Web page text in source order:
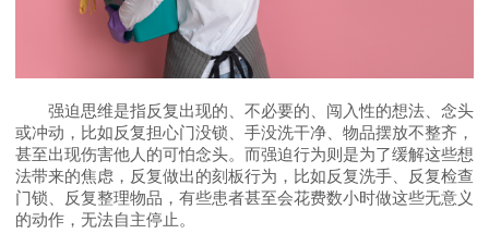
强迫思维是指反复出现的、不必要的、闯入性的想法、念头
或冲动，比如反复担心门没锁、手没洗干净、物品摆放不整齐，
甚至出现伤害他人的可怕念头。而强迫行为则是为了缓解这些想
法带来的焦虑，反复做出的刻板行为，比如反复洗手、反复检查
门锁、反复整理物品，有些患者甚至会花费数小时做这些无意义
的动作，无法自主停止。